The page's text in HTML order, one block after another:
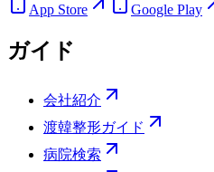
App Store Google Play
ガイド
会社紹介
渡韓整形ガイド
病院検索